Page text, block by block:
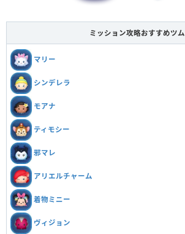
ミッション攻略おすすめツム
マリー
シンデレラ
モアナ
ティモシー
邪マレ
アリエルチャーム
着物ミニー
ヴィジョン